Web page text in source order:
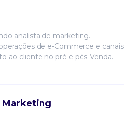
analista de marketing.
de e-Commerce e canais
ao cliente no pré e pós-Venda.
Marketing